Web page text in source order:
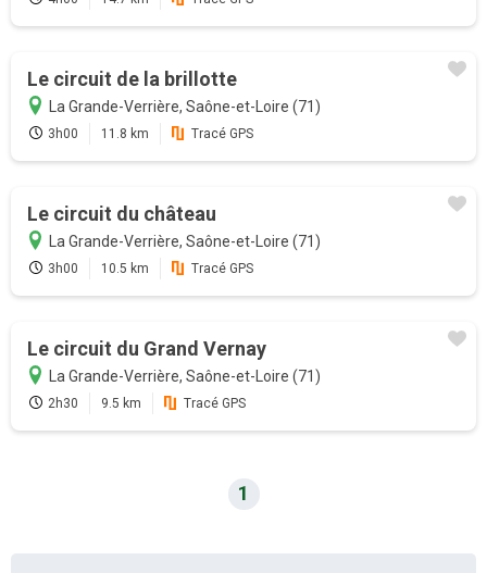
Le circuit de la brillotte
La Grande-Verrière, Saône-et-Loire (71)
3h00 11.8 km Tracé GPS
Le circuit du château
La Grande-Verrière, Saône-et-Loire (71)
3h00 10.5 km Tracé GPS
Le circuit du Grand Vernay
La Grande-Verrière, Saône-et-Loire (71)
2h30 9.5 km Tracé GPS
1
Promotion
Profitez au maximum de Sentiers en
France avec l'abonnement
Version payante
Mode hors-connexion sur
19000 sentiers de randonnées
GPS randonnée temps réel
(application)
Bien plus encore...
Je m'abonne